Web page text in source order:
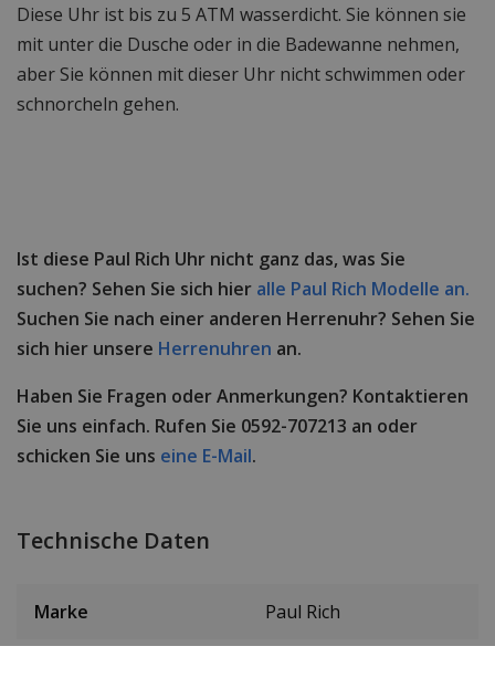
Diese Uhr ist bis zu 5 ATM wasserdicht. Sie können sie
mit unter die Dusche oder in die Badewanne nehmen,
aber Sie können mit dieser Uhr nicht schwimmen oder
schnorcheln gehen.
Ist diese Paul Rich Uhr nicht ganz das, was Sie
suchen? Sehen Sie sich hier alle Paul Rich Modelle an.
Suchen Sie nach einer anderen Herrenuhr? Sehen Sie
sich hier unsere Herrenuhren an.
Haben Sie Fragen oder Anmerkungen? Kontaktieren
Sie uns einfach. Rufen Sie 0592-707213 an oder
schicken Sie uns eine E-Mail.
Technische Daten
Marke Paul Rich